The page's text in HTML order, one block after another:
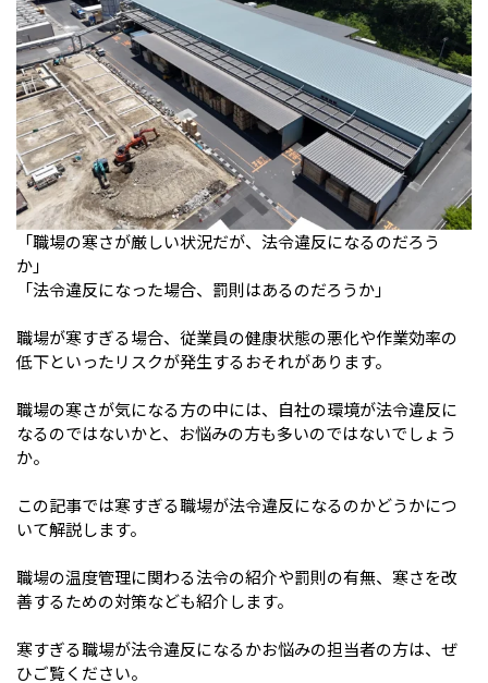
「職場の寒さが厳しい状況だが、法令違反になるのだろう
か」
「法令違反になった場合、罰則はあるのだろうか」
職場が寒すぎる場合、従業員の健康状態の悪化や作業効率の
低下といったリスクが発生するおそれがあります。
職場の寒さが気になる方の中には、自社の環境が法令違反に
なるのではないかと、お悩みの方も多いのではないでしょう
か。
この記事では寒すぎる職場が法令違反になるのかどうかにつ
いて解説します。
職場の温度管理に関わる法令の紹介や罰則の有無、寒さを改
善するための対策なども紹介します。
寒すぎる職場が法令違反になるかお悩みの担当者の方は、ぜ
ひご覧ください。